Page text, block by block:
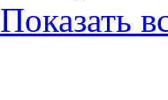
Показать